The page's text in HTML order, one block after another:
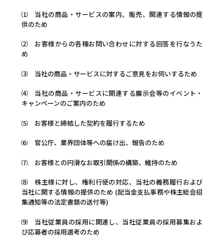
⑴ 当社の商品・サービスの案内、販売、関連する情報の提
供のため
⑵ お客様からの各種お問い合わせに対する回答を行なうた
め
⑶ 当社の商品・サービスに対するご意見をお伺いするため
⑷ 当社の商品・サービスに関連する展示会等のイベント・
キャンペーンのご案内のため
⑸ お客様と締結した契約を履行するため
⑹ 官公庁、業界団体等への届け出、報告のため
⑺ お客様との円滑なお取引関係の構築、維持のため
⑻ 株主様に対し、権利行使の対応、当社の義務履行および
当社に関する情報の提供のため (配当金支払事務や株主総会招
集通知等の法定書類の送付等)
⑼ 当社従業員の採用に関連し、当社従業員の採用募集およ
び応募者の採用選考のため